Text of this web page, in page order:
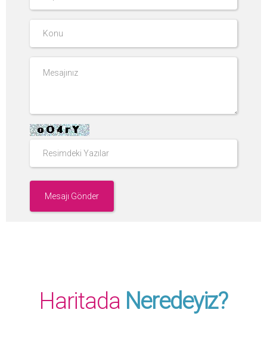
Haritada Neredeyiz?